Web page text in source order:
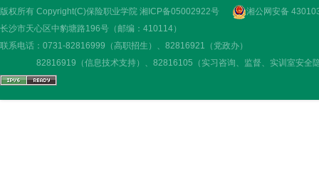
版权所有 Copyright(C)保险职业学院 湘ICP备05002922号
湘公网安备
长沙市天心区中豹塘路196号（邮编：410114）
联系电话：0731-82816999（高职招生）、82816921（党政办）
82816919（信息技术支持）、82816105（实习咨询、监督、实训室安全